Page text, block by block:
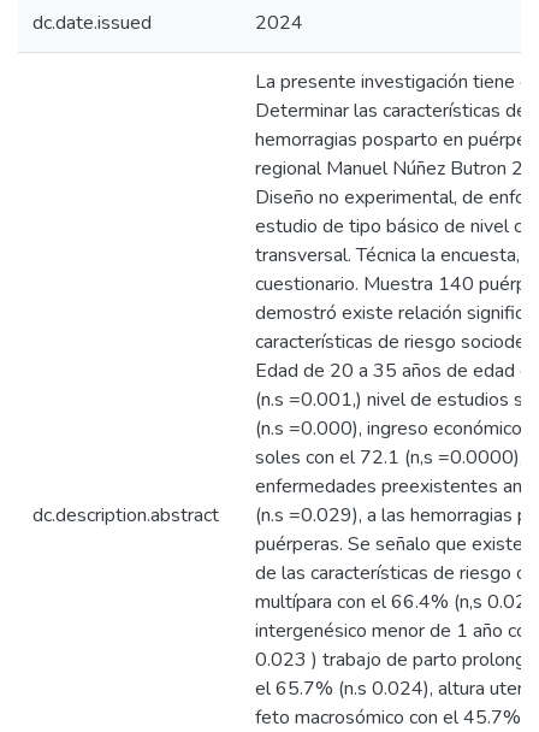
dc.date.issued 2024
dc.description.abstract
La presente investigación tiene
Determinar las características de
hemorragias posparto en
regional Manuel Núñez Butron
Diseño no experimental, de
estudio de tipo básico de nivel
transversal. Técnica la encuesta,
cuestionario. Muestra 140
demostró existe relación
características de riesgo
Edad de 20 a 35 años de edad
(n.s =0.001,) nivel de estudios
(n.s =0.000), ingreso económico
soles con el 72.1 (n,s =0.0000),
enfermedades preexistentes
(n.s =0.029), a las hemorragias
puérperas. Se señalo que existe
de las características de riesgo
multípara con el 66.4% (n,s
intergenésico menor de 1 año
0.023 ) trabajo de parto
el 65.7% (n.s 0.024), altura
feto macrosómico con el 45.7%(